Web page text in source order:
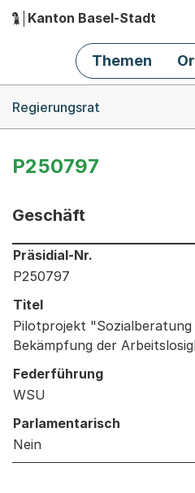
Hauptnavigation
Kanton Basel-Stadt
Themen
Regierungsrat
P250797
Geschäft
Informationen zum
Präsidial-Nr.
P250797
Titel
Pilotprojekt "Sozialberatung
Bekämpfung der
Federführung
WSU
Parlamentarisch
Nein